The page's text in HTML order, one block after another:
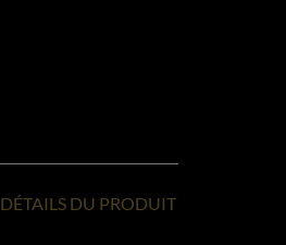
DÉTAILS DU PRODUIT